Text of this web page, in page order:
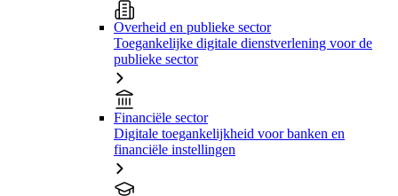
Overheid en publieke sector
Toegankelijke digitale dienstverlening voor de
publieke sector
Financiële sector
Digitale toegankelijkheid voor banken en
financiële instellingen